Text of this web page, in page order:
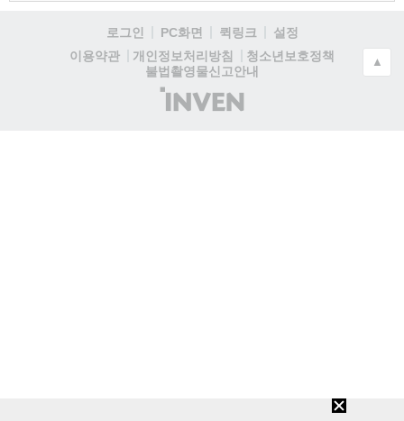
로그인 PC화면 퀵링크
설정
이용약관
개인정보처리방침
청소년보호정책
불법촬영물신고안내
(주)
인
▲